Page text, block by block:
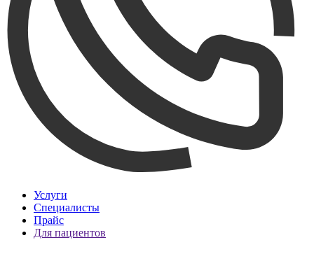
Услуги
Специалисты
Прайс
Для пациентов